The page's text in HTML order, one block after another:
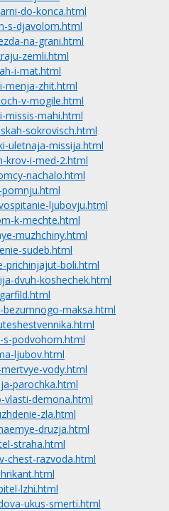
do-konca.html
s-djavolom.html
na-grani.html
zemli.html
i-mat.html
menja-zhit.html
v-mogile.html
missis-mahi.html
sokrovisch.html
uletnaja-missija.html
krov-i-med-2.html
nachalo.html
ljubovju.html
k-mechte.html
muzhchiny.html
sudeb.html
prichinjajut-boli.html
dvuh-koshechek.html
maksa.html
podvohom.html
ljubov.html
vody.html
parochka.html
vlasti-demona.html
zla.html
druzja.html
straha.html
chest-razvoda.html
lzhi.html
ukus-smerti.html